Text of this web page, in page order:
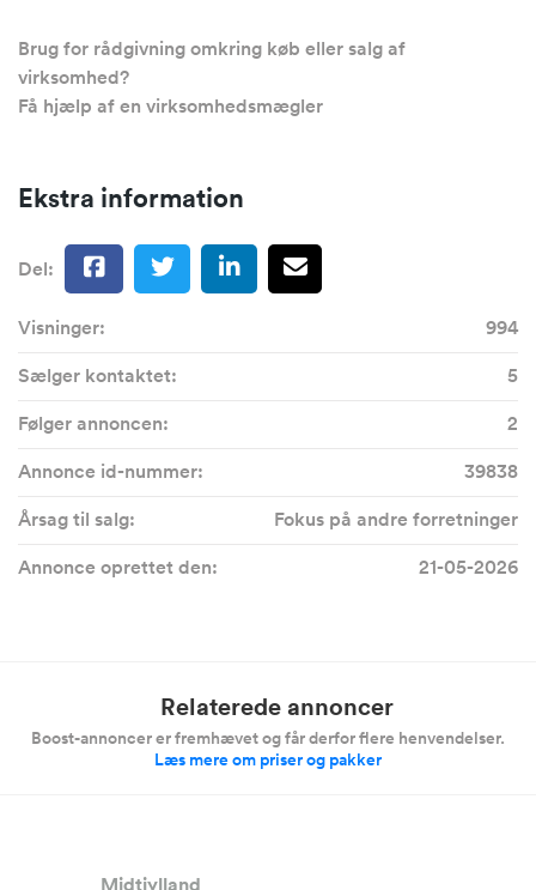
Brug for rådgivning omkring køb eller salg af
virksomhed?
Få hjælp af en virksomhedsmægler
Ekstra information
Del:
Visninger:
994
Sælger kontaktet:
5
Følger annoncen:
2
Annonce id-nummer:
39838
Årsag til salg:
Fokus på andre forretninger
Annonce oprettet den:
21-05-2026
Relaterede annoncer
Boost-annoncer er fremhævet og får derfor flere henvendelser.
Læs mere om priser og pakker
Midtjylland